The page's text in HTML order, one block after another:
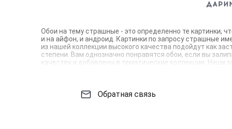
Обои на тему страшные - это определенно те картинки,
и на айфон, и андроид. Картинки по запросу страшные
из нашей коллекции высокого качества подойдут как
степени. Вам однозначно понравятся обои, если вы
качеству и добавлены в тематические коллекции. Наши
подборку обоев в стиле страшные и выбирайте
Обратная связь